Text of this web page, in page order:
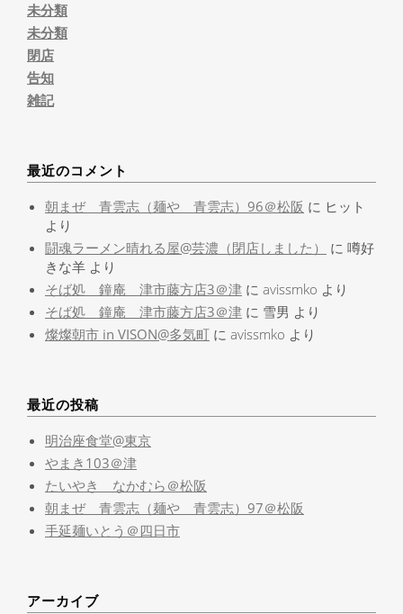
未分類
未分類
閉店
告知
雑記
最近のコメント
朝まぜ 青雲志（麺や 青雲志）96＠松阪 に ヒット
より
闘魂ラーメン晴れる屋@芸濃（閉店しました）
に 噂好
きな羊 より
そば処 鐘庵 津市藤方店3＠津 に avissmko より
そば処 鐘庵 津市藤方店3＠津 に 雪男 より
燦燦朝市 in VISON@多気町 に avissmko より
最近の投稿
明治座食堂@東京
やまき103＠津
たいやき なかむら＠松阪
朝まぜ 青雲志（麺や 青雲志）97＠松阪
手延麺いとう＠四日市
アーカイブ